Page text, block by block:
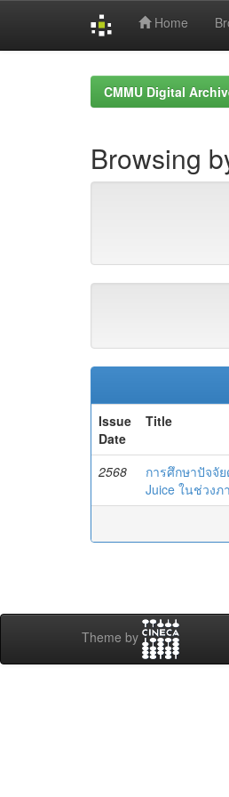
Home
CMMU Digital
Browsing
Issue
Date
Title
2568
การศึกษาปัจจั
Juice ในช่วงภ
Theme by